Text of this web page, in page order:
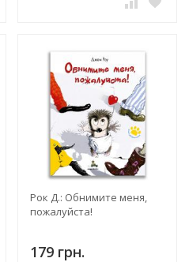
Рок Д.: Обнимите меня,
пожалуйста!
179 грн.